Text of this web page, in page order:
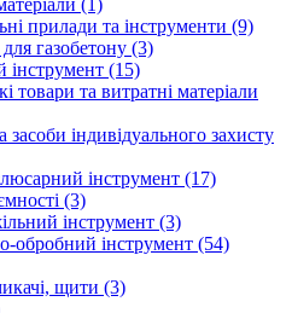
прилади та інструменти (9)
газобетону (3)
інструмент (15)
товари та витратні матеріали
засоби індивідуального захисту
інструмент (17)
(3)
інструмент (3)
обробний інструмент (54)
щити (3)